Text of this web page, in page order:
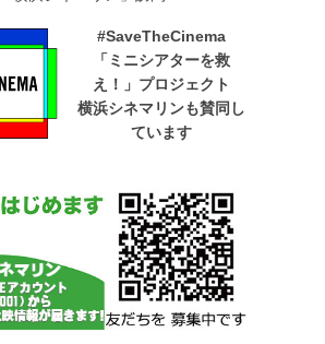
#SaveTheCinema
「ミニシアターを救
え！」プロジェクト
横浜シネマリンも賛同し
ています